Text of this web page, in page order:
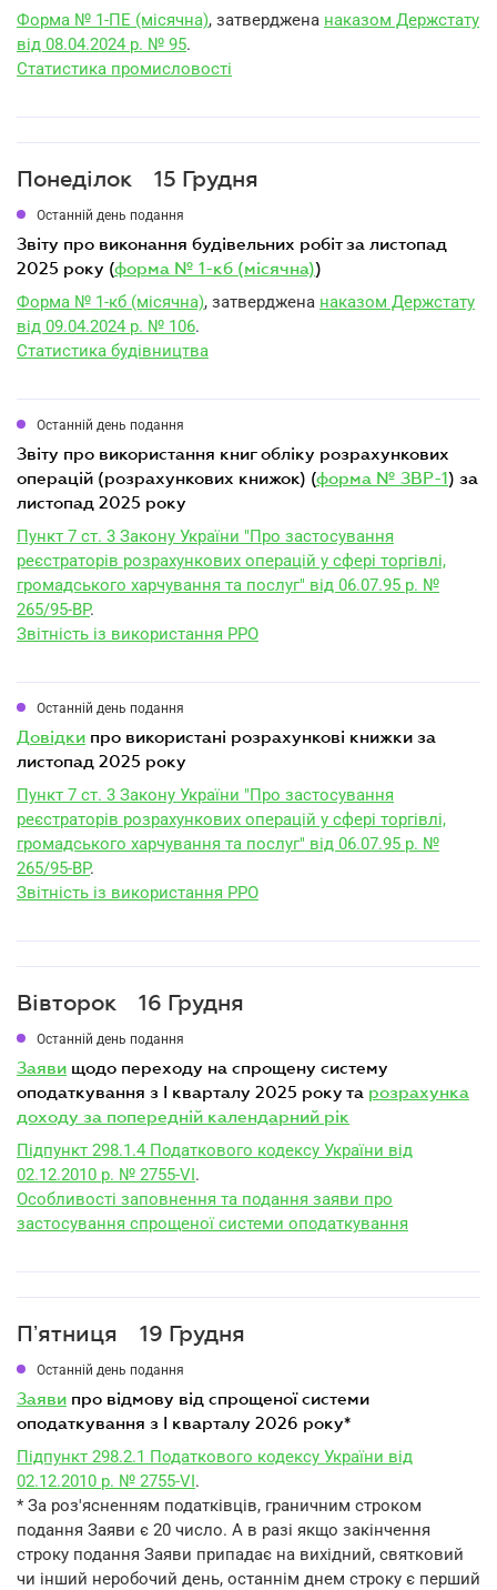
Форма № 1-ПЕ (місячна), затверджена наказом Держстату
від 08.04.2024 р. № 95.
Статистика промисловості
Понеділок 15 Грудня
Останній день подання
звіту про виконання будівельних робіт за листопад
2025 року (форма № 1-кб (місячна))
Форма № 1-кб (місячна), затверджена наказом Держстату
від 09.04.2024 р. № 106.
Статистика будівництва
Останній день подання
звіту про використання книг обліку розрахункових
операцій (розрахункових книжок) (форма № ЗВР-1) за
листопад 2025 року
Пункт 7 ст. 3 Закону України "Про застосування
реєстраторів розрахункових операцій у сфері торгівлі,
громадського харчування та послуг" від 06.07.95 р. №
265/95-ВР.
Звітність із використання РРО
Останній день подання
довідки про використані розрахункові книжки за
листопад 2025 року
Пункт 7 ст. 3 Закону України "Про застосування
реєстраторів розрахункових операцій у сфері торгівлі,
громадського харчування та послуг" від 06.07.95 р. №
265/95-ВР.
Звітність із використання РРО
Вівторок 16 Грудня
Останній день подання
заяви щодо переходу на спрощену систему
оподаткування з I кварталу 2025 року та розрахунка
доходу за попередній календарний рік
Підпункт 298.1.4 Податкового кодексу України від
02.12.2010 р. № 2755-VI.
Особливості заповнення та подання заяви про
застосування спрощеної системи оподаткування
Пʼятниця 19 Грудня
Останній день подання
заяви про відмову від спрощеної системи
оподаткування з I кварталу 2026 року*
Підпункт 298.2.1 Податкового кодексу України від
02.12.2010 р. № 2755-VI.
* За роз'ясненням податківців, граничним строком
подання Заяви є 20 число. А в разі якщо закінчення
строку подання Заяви припадає на вихідний, святковий
чи інший неробочий день, останнім днем строку є перший